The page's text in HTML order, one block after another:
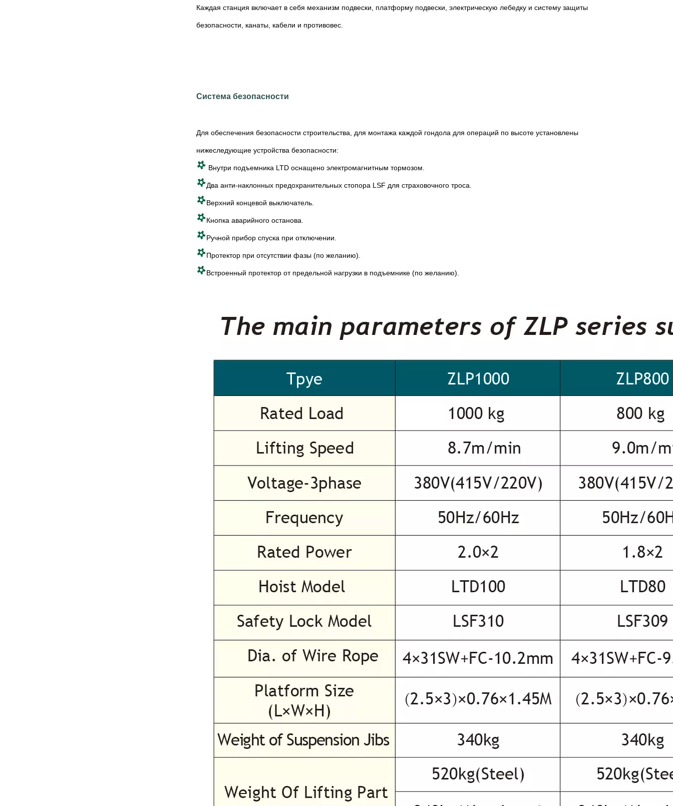
Каждая станция включает в себя механизм подвески, платформу подвески, электрическую лебедку и систему защиты
безопасности, канаты, кабели и противовес.
Система безопасности
Для обеспечения безопасности строительства, для монтажа каждой гондола для операций по высоте установлены
нижеследующие устройства безопасности:
Внутри подъемника LTD оснащено электромагнитным тормозом.
Два анти-наклонных предохранительных стопора LSF для страховочного троса
Верхний концевой выключатель.
Кнопка аварийного останова
Ручной прибор спуска при отключении.
Протектор при отсутствии фазы (по желанию)
Встроенный протектор от предельной нагрузки в подъемнике (по желанию).